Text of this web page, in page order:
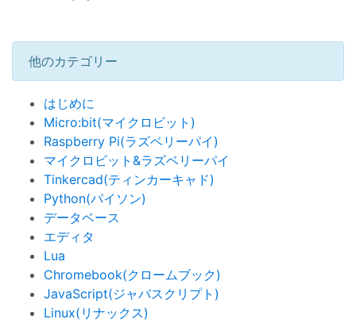
他のカテゴリー
はじめに
Micro:bit(マイクロビット)
Raspberry Pi(ラズベリーパイ)
マイクロビット&ラズベリーパイ
Tinkercad(ティンカーキャド)
Python(パイソン)
データベース
エディタ
Lua
Chromebook(クロームブック)
JavaScript(ジャバスクリプト)
Linux(リナックス)